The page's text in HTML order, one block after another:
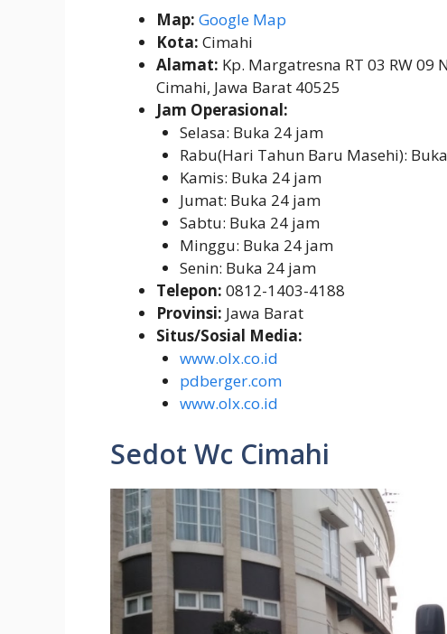
Map: Google Map
Kota: Cimahi
Alamat: Kp. Margatresna RT 03 RW 09
Cimahi, Jawa Barat 40525
Jam Operasional:
Selasa: Buka 24 jam
Rabu(Hari Tahun Baru Masehi):
Kamis: Buka 24 jam
Jumat: Buka 24 jam
Sabtu: Buka 24 jam
Minggu: Buka 24 jam
Senin: Buka 24 jam
Telepon: 0812-1403-4188
Provinsi: Jawa Barat
Situs/Sosial Media:
www.olx.co.id
pdberger.com
www.olx.co.id
Sedot Wc Cimahi